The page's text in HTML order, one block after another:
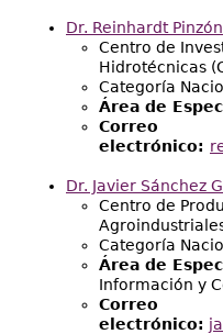
Dr. Reinhardt Pinzón
Centro de
Hidrotécnicas
Categoría
Área de
Correo
electrónico:
Dr. Javier Sánchez
Centro de
Categoría
Área de
Información y
Correo
electrónico: